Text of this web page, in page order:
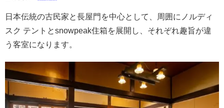
日本伝統の古民家と長屋門を中心として、周囲にノルディ
スク テントとsnowpeak住箱を展開し、それぞれ趣旨が違
う客室になります。